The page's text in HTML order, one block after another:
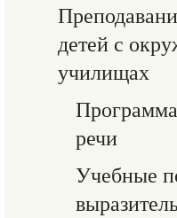
детей с
училищах
речи
Учебные